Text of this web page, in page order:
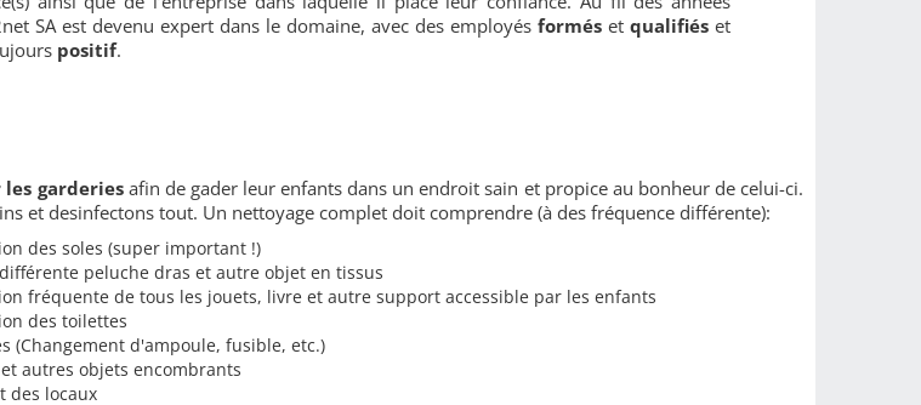
SA est devenu expert dans le domaine, avec des employés formés et qualifiés et
positif.
garderiesafin de gader leur enfants dans un endroit sain et propice au bonheur de celui-ci.
et desinfectons tout. Un nettoyage complet doit comprendre (à des fréquence différente):
des soles (super important !)
peluche dras et autre objet en tissus
fréquente de tous les jouets, livre et autre support accessible par les enfants
des toilettes
(Changement d'ampoule, fusible, etc.)
autres objets encombrants
des locaux